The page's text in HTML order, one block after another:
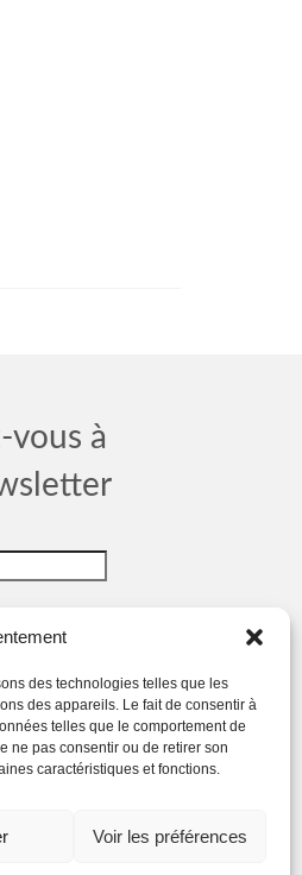
des technologies telles que les
des appareils. Le fait de consentir à
telles que le comportement de
ne pas consentir ou de retirer son
caractéristiques et fonctions.
Voir les préférences
vous à
données privées et ne
des tiers qui
possible.
Consultez